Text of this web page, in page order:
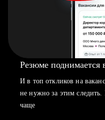
Резюме поднимается
И в топ откликов на
не нужно за этим следить.
чаще